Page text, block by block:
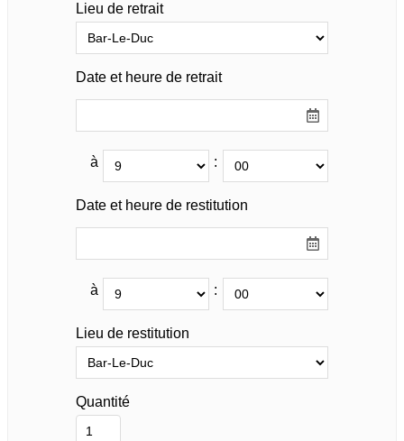
Lieu de retrait
Date et heure de retrait
à :
Date et heure de restitution
à :
Lieu de restitution
Quantité